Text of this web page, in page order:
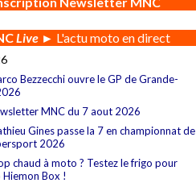
Live► L'actu moto en direct
Bezzecchi ouvre le GP de Grande-
MNC du 7 aout 2026
Gines passe la 7 en championnat de
2026
chaud à moto ? Testez le frigo pour
Box !